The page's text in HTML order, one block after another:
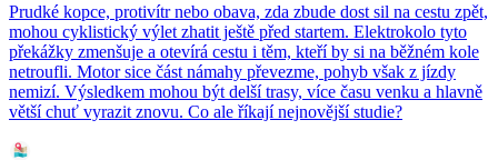
Prudké kopce, protivítr nebo obava, zda zbude dost sil na cestu zpět,
mohou cyklistický výlet zhatit ještě před startem. Elektrokolo tyto
překážky zmenšuje a otevírá cestu i těm, kteří by si na běžném kole
netroufli. Motor sice část námahy převezme, pohyb však z jízdy
nemizí. Výsledkem mohou být delší trasy, více času venku a hlavně
větší chuť vyrazit znovu. Co ale říkají nejnovější studie?